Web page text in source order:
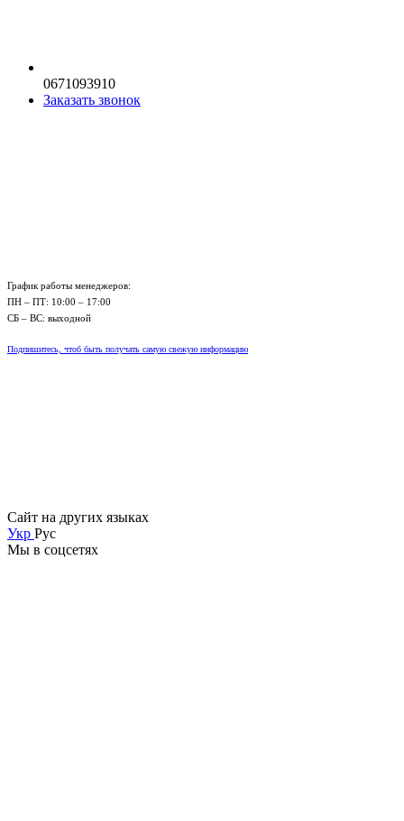
0671093910
Заказать звонок
График работы менеджеров:
ПН – ПТ: 10:00 – 17:00
СБ – ВС: выходной
Подпишитесь, чтоб быть получать самую свежую информацию
Сайт на других языках
Укр Рус
Мы в соцсетях